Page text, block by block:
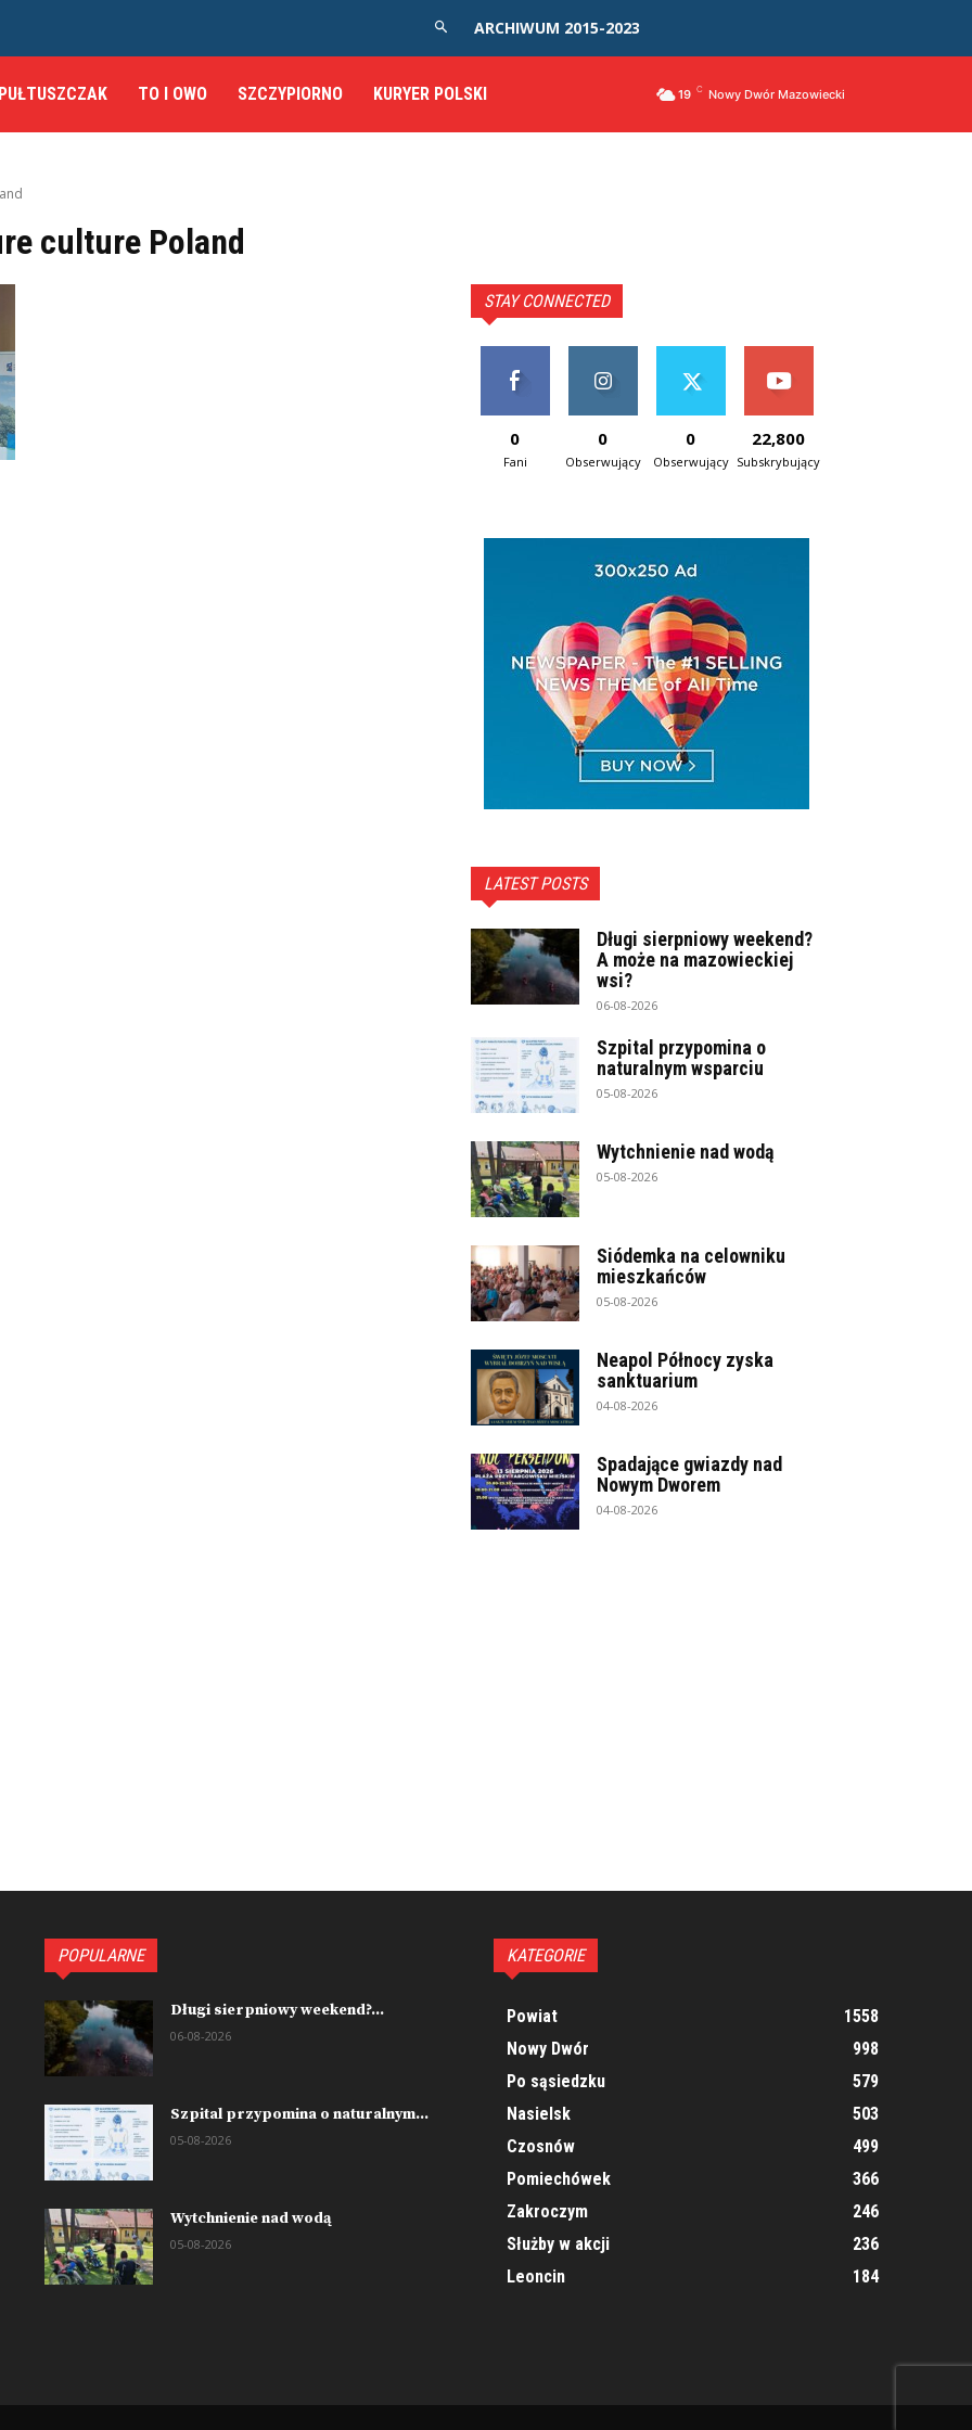
ARCHIWUM 2015-2023
PUŁTUSZCZAK TO I OWO SZCZYPIORNO KURYER POLSKI 19 C Nowy Dwór Mazowiecki
culture Poland
STAY CONNECTED
0
Fani
0
Obserwujący
0
Obserwujący
22,800
Subskrybujący
LATEST POSTS
Długi sierpniowy weekend?
A może na mazowieckiej
wsi?
06-08-2026
Szpital przypomina o
naturalnym wsparciu
05-08-2026
Wytchnienie nad wodą
05-08-2026
Siódemka na celowniku
mieszkańców
05-08-2026
Neapol Północy zyska
sanktuarium
04-08-2026
Spadające gwiazdy nad
Nowym Dworem
04-08-2026
POPULARNE
Długi sierpniowy weekend?...
06-08-2026
Szpital przypomina o naturalnym...
05-08-2026
Wytchnienie nad wodą
05-08-2026
KATEGORIE
Powiat
1558
Nowy Dwór
998
Po sąsiedzku
579
Nasielsk
503
Czosnów
499
Pomiechówek
366
Zakroczym
246
Służby w akcji
236
Leoncin
184